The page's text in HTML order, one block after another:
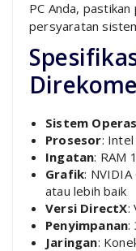
PC Anda,
persyaratan
Sistem
Prosesor:
Ingatan: RAM
Grafik: NVIDIA
atau lebih baik
Versi DirectX:
Penyimpanan:
Jaringan: